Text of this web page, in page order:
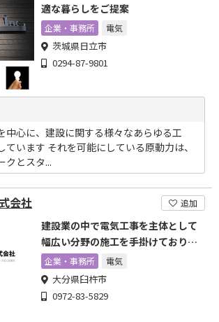
適な暮らしをご提案
企業・事務所 電気
茨城県日立市
0294-87-9801
中心に、建設に関する様々なあらゆる工
ています それを可能にしている原動力は、
クとスタ...
会社 追加
建設業の中で電気工事を主体として
幅広い分野の施工を手掛けておりま
す企業・事務所 電気
大分県臼杵市
0972-83-5829